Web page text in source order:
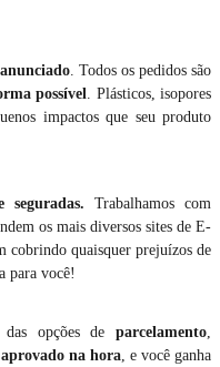
. Todos os pedidos são
possível . Plásticos, isopores
impactos que seu produto
seguradas. Trabalhamos com
os mais diversos sites de E-
cobrindo quaisquer prejuízos de
para você!
opções de parcelamento
aprovado na hora, e você ganha